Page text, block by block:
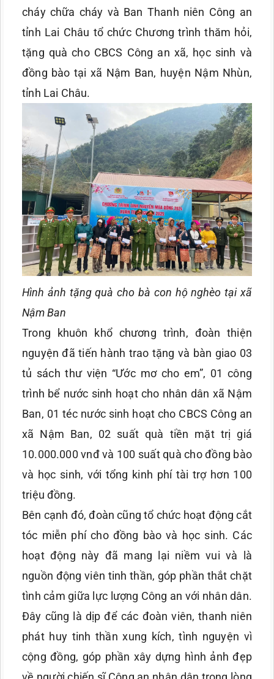
cháy chữa cháy và Ban Thanh niên Công an
tỉnh Lai Châu tổ chức Chương trình thăm hỏi,
tặng quà cho CBCS Công an xã, học sinh và
đồng bào tại xã Nậm Ban, huyện Nậm Nhùn,
tỉnh Lai Châu.
Hình ảnh tặng quà cho bà con hộ nghèo tại xã
Nậm Ban
Trong khuôn khổ chương trình, đoàn thiện
nguyện đã tiến hành trao tặng và bàn giao 03
tủ sách thư viện “Ước mơ cho em”, 01 công
trình bể nước sinh hoạt cho nhân dân xã Nậm
Ban, 01 téc nước sinh hoạt cho CBCS Công an
xã Nậm Ban, 02 suất quà tiền mặt trị giá
10.000.000 vnđ và 100 suất quà cho đồng bào
và học sinh, với tổng kinh phí tài trợ hơn 100
triệu đồng.
Bên cạnh đó, đoàn cũng tổ chức hoạt động cắt
tóc miễn phí cho đồng bào và học sinh. Các
hoạt động này đã mang lại niềm vui và là
nguồn động viên tinh thần, góp phần thắt chặt
tình cảm giữa lực lượng Công an với nhân dân.
Đây cũng là dịp để các đoàn viên, thanh niên
phát huy tinh thần xung kích, tình nguyện vì
cộng đồng, góp phần xây dựng hình ảnh đẹp